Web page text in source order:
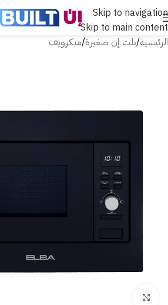
Skip to navigation
Skip to main content
الرئيسية/بلت إن صغيرة/ميكرويف